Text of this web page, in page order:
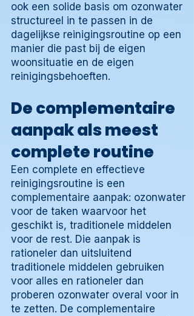
ook een solide basis om ozonwater
structureel in te passen in de
dagelijkse reinigingsroutine op een
manier die past bij de eigen
woonsituatie en de eigen
reinigingsbehoeften.
De complementaire
aanpak als meest
complete routine
Een complete en effectieve
reinigingsroutine is een
complementaire aanpak: ozonwater
voor de taken waarvoor het
geschikt is, traditionele middelen
voor de rest. Die aanpak is
rationeler dan uitsluitend
traditionele middelen gebruiken
voor alles en rationeler dan
proberen ozonwater overal voor in
te zetten. De complementaire